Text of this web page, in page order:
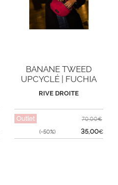
BANANE TWEED
UPCYCLÉ | FUCHIA
RIVE DROITE
Outlet
(-50%)
70,00€
35,00€